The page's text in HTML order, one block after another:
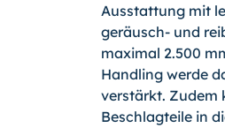
Ausstattung mit
geräusch- und
maximal 2.500
Handling werde
verstärkt. Zudem
Beschlagteile in